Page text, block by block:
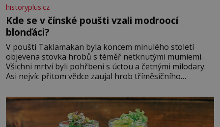
historyplus.cz
Kde se v čínské poušti vzali modroocí
blonďáci?
V poušti Taklamakan byla koncem minulého století
objevena stovka hrobů s téměř netknutými mumiemi.
Všichni mrtví byli pohřbeni s úctou a četnými milodary.
Asi nejvíc přitom vědce zaujal hrob tříměsíčního
blonďaté vlásky. Fakt, že jsou těla dávných lidí nesmírně
dobře zachovalá, přičítají odborníci zdejším klimatickým
podmínkám. Sucho, prosolené písky a extrémně